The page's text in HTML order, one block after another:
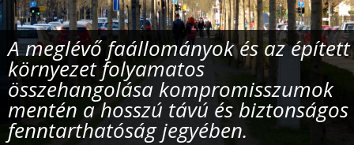
A meglévő faállományok és az épített
környezet folyamatos
összehangolása kompromisszumok
mentén a hosszú távú és biztonságos
fenntarthatóság jegyében.